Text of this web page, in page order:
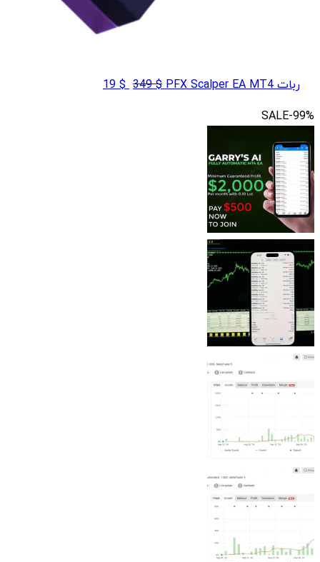
ربات PFX Scalper EA MT4 $
349
قیمت
$
19
قیمت
SALE-99%